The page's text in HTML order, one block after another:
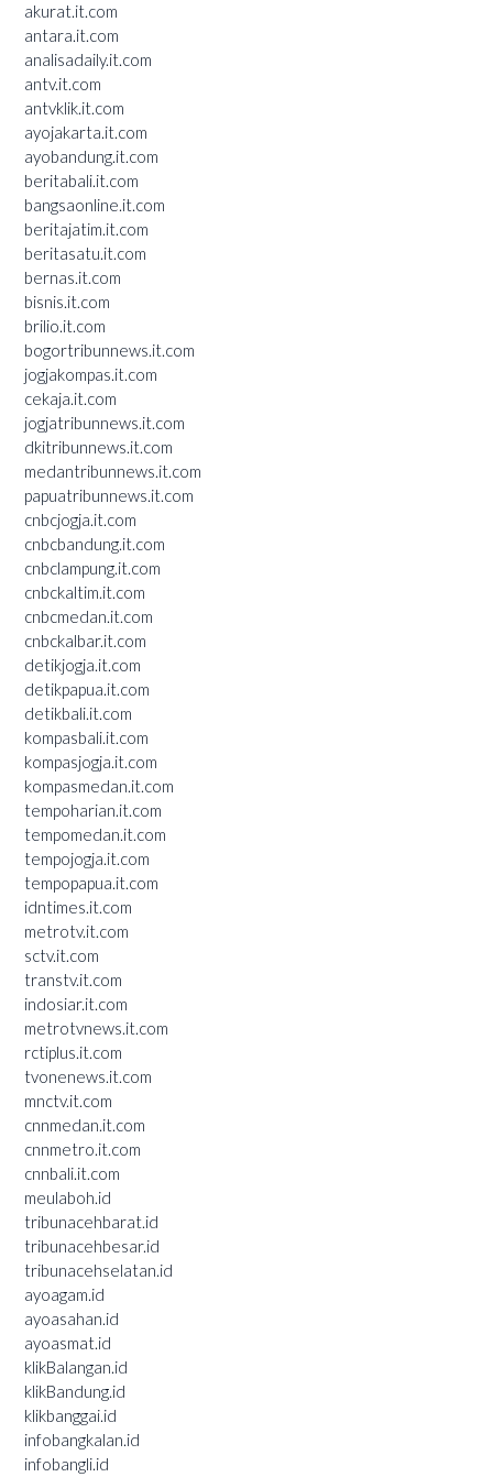
akurat.it.com
antara.it.com
analisadaily.it.com
antv.it.com
antvklik.it.com
ayojakarta.it.com
ayobandung.it.com
beritabali.it.com
bangsaonline.it.com
beritajatim.it.com
beritasatu.it.com
bernas.it.com
bisnis.it.com
brilio.it.com
bogortribunnews.it.com
jogjakompas.it.com
cekaja.it.com
jogjatribunnews.it.com
dkitribunnews.it.com
medantribunnews.it.com
papuatribunnews.it.com
cnbcjogja.it.com
cnbcbandung.it.com
cnbclampung.it.com
cnbckaltim.it.com
cnbcmedan.it.com
cnbckalbar.it.com
detikjogja.it.com
detikpapua.it.com
detikbali.it.com
kompasbali.it.com
kompasjogja.it.com
kompasmedan.it.com
tempoharian.it.com
tempomedan.it.com
tempojogja.it.com
tempopapua.it.com
idntimes.it.com
metrotv.it.com
sctv.it.com
transtv.it.com
indosiar.it.com
metrotvnews.it.com
rctiplus.it.com
tvonenews.it.com
mnctv.it.com
cnnmedan.it.com
cnnmetro.it.com
cnnbali.it.com
meulaboh.id
tribunacehbarat.id
tribunacehbesar.id
tribunacehselatan.id
ayoagam.id
ayoasahan.id
ayoasmat.id
klikBalangan.id
klikBandung.id
klikbanggai.id
infobangkalan.id
infobangli.id